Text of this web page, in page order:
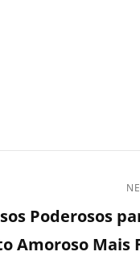
Poderosos
Amoroso Mais